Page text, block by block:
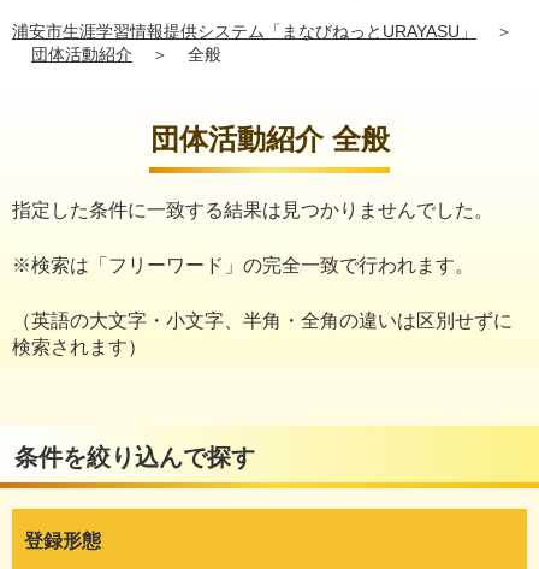
浦安市生涯学習情報提供システム「まなびねっとURAYASU」
＞
団体活動紹介
＞ 全般
団体活動紹介 全般
指定した条件に一致する結果は見つかりませんでした。
※検索は「フリーワード」の完全一致で行われます。
（英語の大文字・小文字、半角・全角の違いは区別せずに
検索されます）
条件を絞り込んで探す
登録形態